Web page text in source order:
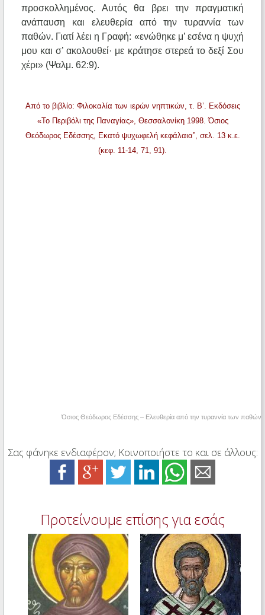
προσκολλημένος. Αυτός θα βρει την πραγματική
ανάπαυση και ελευθερία από την τυραννία των
παθών. Γιατί λέει η Γραφή: «ενώθηκε μ’ εσένα η ψυχή
μου και σ’ ακολουθεί· με κράτησε στερεά το δεξί Σου
χέρι» (Ψαλμ. 62:9).
Από το βιβλίο: Φιλοκαλία των ιερών νηπτικών, τ. Β’. Εκδόσεις
«Το Περιβόλι της Παναγίας», Θεσσαλονίκη 1998. Όσιος
Θεόδωρος Εδέσσης, Εκατό ψυχωφελή κεφάλαια”, σελ. 13 κ.ε.
(κεφ. 11-14, 71, 91).
Όσιος Θεόδωρος Εδέσσης – Ελευθερία από την τυραννία των παθών
Σας φάνηκε ενδιαφέρον; Κοινοποιήστε το και σε άλλους:
Προτείνουμε επίσης για εσάς